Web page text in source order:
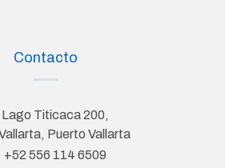
Contacto
Lago Titicaca 200,
Puerto Vallarta
+52 556 114 6509